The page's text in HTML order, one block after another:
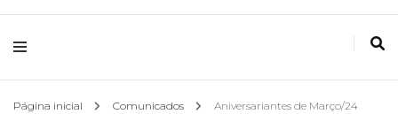
Página inicial Comunicados Aniversariantes de Março/24